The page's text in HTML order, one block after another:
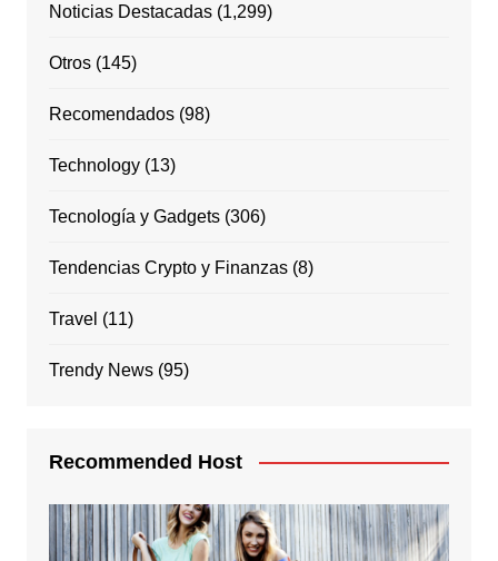
Noticias Destacadas(1,299)
Otros(145)
Recomendados(98)
Technology(13)
Tecnología y Gadgets(306)
Tendencias Crypto y Finanzas(8)
Travel (11)
Trendy News(95)
Recommended Host